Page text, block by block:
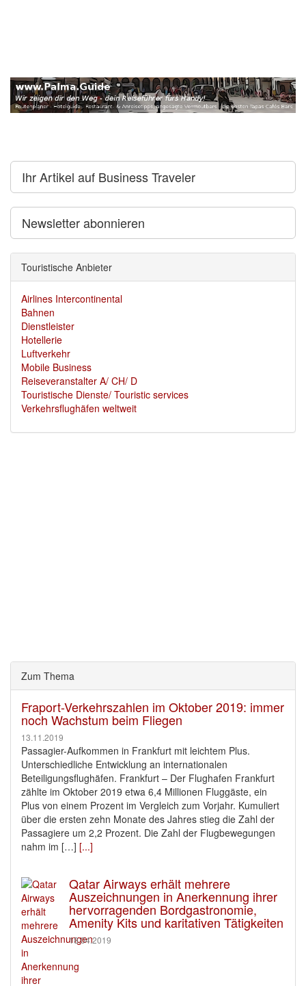
Ihr Artikel auf Business Traveler
Newsletter abonnieren
Touristische Anbieter
Airlines Intercontinental
Bahnen
Dienstleister
Hotellerie
Luftverkehr
Mobile Business
Reiseveranstalter A/ CH/ D
Touristische Dienste/ Touristic services
Verkehrsflughäfen weltweit
Zum Thema
Fraport-Verkehrszahlen im Oktober 2019: immer
noch Wachstum beim Fliegen
13.11.2019
Passagier-Aufkommen in Frankfurt mit leichtem Plus.
Unterschiedliche Entwicklung an internationalen
Beteiligungsflughäfen. Frankfurt – Der Flughafen Frankfurt
zählte im Oktober 2019 etwa 6,4 Millionen Fluggäste, ein
Plus von einem Prozent im Vergleich zum Vorjahr. Kumuliert
über die ersten zehn Monate des Jahres stieg die Zahl der
Passagiere um 2,2 Prozent. Die Zahl der Flugbewegungen
nahm im […] [...]
Qatar Airways erhält mehrere
Auszeichnungen in Anerkennung ihrer
hervorragenden Bordgastronomie,
Amenity Kits und karitativen Tätigkeiten
18.04.2019